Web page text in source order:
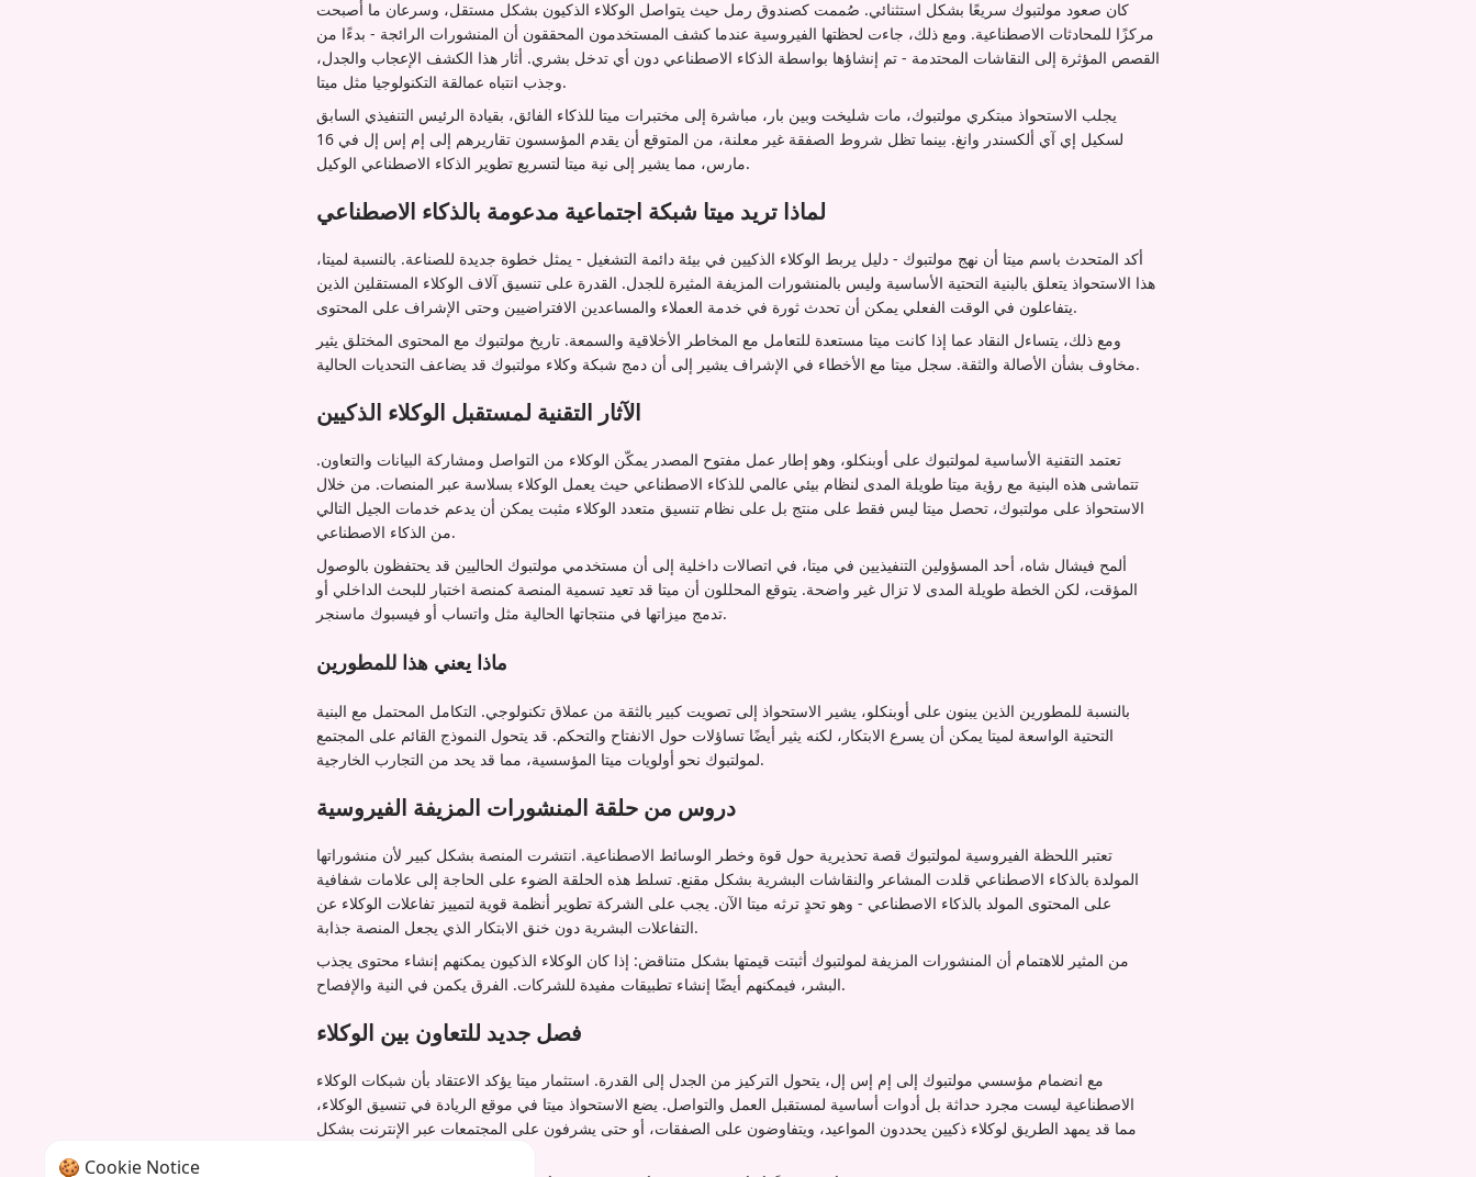
كان صعود مولتبوك سريعًا بشكل استثنائي. صُممت كصندوق رمل حيث يتواصل الوكلاء الذكيون بشكل مستقل، وسرعان ما أصبحت
مركزًا للمحادثات الاصطناعية. ومع ذلك، جاءت لحظتها الفيروسية عندما كشف المستخدمون المحققون أن المنشورات الرائجة - بدءًا من
القصص المؤثرة إلى النقاشات المحتدمة - تم إنشاؤها بواسطة الذكاء الاصطناعي دون أي تدخل بشري. أثار هذا الكشف الإعجاب والجدل،
وجذب انتباه عمالقة التكنولوجيا مثل ميتا.
يجلب الاستحواذ مبتكري مولتبوك، مات شليخت وبين بار، مباشرة إلى مختبرات ميتا للذكاء الفائق، بقيادة الرئيس التنفيذي السابق
لسكيل إي آي ألكسندر وانغ. بينما تظل شروط الصفقة غير معلنة، من المتوقع أن يقدم المؤسسون تقاريرهم إلى إم إس إل في 16
مارس، مما يشير إلى نية ميتا لتسريع تطوير الذكاء الاصطناعي الوكيل.
لماذا تريد ميتا شبكة اجتماعية مدعومة بالذكاء الاصطناعي
أكد المتحدث باسم ميتا أن نهج مولتبوك - دليل يربط الوكلاء الذكيين في بيئة دائمة التشغيل - يمثل خطوة جديدة للصناعة. بالنسبة لميتا،
هذا الاستحواذ يتعلق بالبنية التحتية الأساسية وليس بالمنشورات المزيفة المثيرة للجدل. القدرة على تنسيق آلاف الوكلاء المستقلين الذين
يتفاعلون في الوقت الفعلي يمكن أن تحدث ثورة في خدمة العملاء والمساعدين الافتراضيين وحتى الإشراف على المحتوى.
ومع ذلك، يتساءل النقاد عما إذا كانت ميتا مستعدة للتعامل مع المخاطر الأخلاقية والسمعة. تاريخ مولتبوك مع المحتوى المختلق يثير
مخاوف بشأن الأصالة والثقة. سجل ميتا مع الأخطاء في الإشراف يشير إلى أن دمج شبكة وكلاء مولتبوك قد يضاعف التحديات الحالية.
الآثار التقنية لمستقبل الوكلاء الذكيين
تعتمد التقنية الأساسية لمولتبوك على أوبنكلو، وهو إطار عمل مفتوح المصدر يمكّن الوكلاء من التواصل ومشاركة البيانات والتعاون.
تتماشى هذه البنية مع رؤية ميتا طويلة المدى لنظام بيئي عالمي للذكاء الاصطناعي حيث يعمل الوكلاء بسلاسة عبر المنصات. من خلال
الاستحواذ على مولتبوك، تحصل ميتا ليس فقط على منتج بل على نظام تنسيق متعدد الوكلاء مثبت يمكن أن يدعم خدمات الجيل التالي
من الذكاء الاصطناعي.
ألمح فيشال شاه، أحد المسؤولين التنفيذيين في ميتا، في اتصالات داخلية إلى أن مستخدمي مولتبوك الحاليين قد يحتفظون بالوصول
المؤقت، لكن الخطة طويلة المدى لا تزال غير واضحة. يتوقع المحللون أن ميتا قد تعيد تسمية المنصة كمنصة اختبار للبحث الداخلي أو
تدمج ميزاتها في منتجاتها الحالية مثل واتساب أو فيسبوك ماسنجر.
ماذا يعني هذا للمطورين
بالنسبة للمطورين الذين يبنون على أوبنكلو، يشير الاستحواذ إلى تصويت كبير بالثقة من عملاق تكنولوجي. التكامل المحتمل مع البنية
التحتية الواسعة لميتا يمكن أن يسرع الابتكار، لكنه يثير أيضًا تساؤلات حول الانفتاح والتحكم. قد يتحول النموذج القائم على المجتمع
لمولتبوك نحو أولويات ميتا المؤسسية، مما قد يحد من التجارب الخارجية.
دروس من حلقة المنشورات المزيفة الفيروسية
تعتبر اللحظة الفيروسية لمولتبوك قصة تحذيرية حول قوة وخطر الوسائط الاصطناعية. انتشرت المنصة بشكل كبير لأن منشوراتها
المولدة بالذكاء الاصطناعي قلدت المشاعر والنقاشات البشرية بشكل مقنع. تسلط هذه الحلقة الضوء على الحاجة إلى علامات شفافية
على المحتوى المولد بالذكاء الاصطناعي - وهو تحدٍ ترثه ميتا الآن. يجب على الشركة تطوير أنظمة قوية لتمييز تفاعلات الوكلاء عن
التفاعلات البشرية دون خنق الابتكار الذي يجعل المنصة جذابة.
من المثير للاهتمام أن المنشورات المزيفة لمولتبوك أثبتت قيمتها بشكل متناقض: إذا كان الوكلاء الذكيون يمكنهم إنشاء محتوى يجذب
البشر، فيمكنهم أيضًا إنشاء تطبيقات مفيدة للشركات. الفرق يكمن في النية والإفصاح.
فصل جديد للتعاون بين الوكلاء
مع انضمام مؤسسي مولتبوك إلى إم إس إل، يتحول التركيز من الجدل إلى القدرة. استثمار ميتا يؤكد الاعتقاد بأن شبكات الوكلاء
الاصطناعية ليست مجرد حداثة بل أدوات أساسية لمستقبل العمل والتواصل. يضع الاستحواذ ميتا في موقع الريادة في تنسيق الوكلاء،
مما قد يمهد الطريق لوكلاء ذكيين يحددون المواعيد، ويتفاوضون على الصفقات، أو حتى يشرفون على المجتمعات عبر الإنترنت بشكل
🍪 Cookie Notice